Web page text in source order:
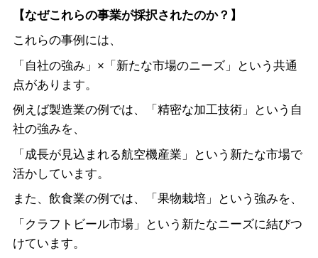
【なぜこれらの事業が採択されたのか？】
これらの事例には、
「自社の強み」×「新たな市場のニーズ」という共通
点があります。
例えば製造業の例では、「精密な加工技術」という自
社の強みを、
「成長が見込まれる航空機産業」という新たな市場で
活かしています。
また、飲食業の例では、「果物栽培」という強みを、
「クラフトビール市場」という新たなニーズに結びつ
けています。